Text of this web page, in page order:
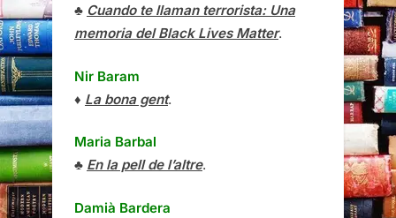
♣ Cuando te llaman terrorista: Una
memoria del Black Lives Matter.
Nir Baram
♦ La bona gent.
Maria Barbal
♣ En la pell de l’altre.
Damià Bardera